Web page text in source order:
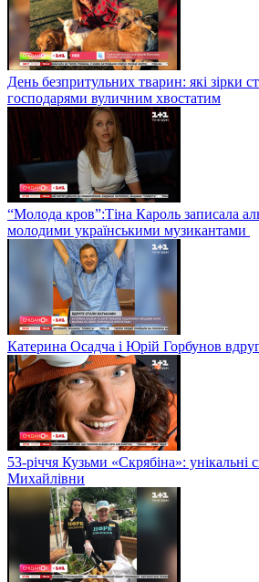
День безпритульних тварин: які зірки
господарями вуличним хвостатим
“Молода кров”:Тіна Кароль записала
молодими українськими музикантами
Катерина Осадча і Юрій Горбунов
53-річчя Кузьми «Скрябіна»:
Михайлівни